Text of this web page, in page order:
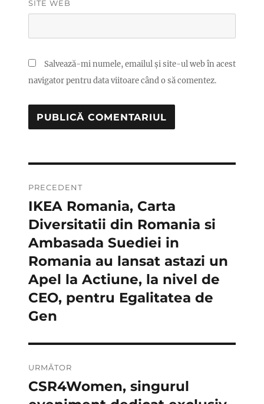
SITE WEB
Salvează-mi numele, emailul și site-ul web în acest
navigator pentru data viitoare când o să comentez.
în
articole
PRECEDENT
Articolul
anterior:
IKEA Romania, Carta
Diversitatii din Romania si
Ambasada Suediei in
Romania au lansat astazi un
Apel la Actiune, la nivel de
CEO, pentru Egalitatea de
Gen
URMĂTOR
Articolul
CSR4Women, singurul